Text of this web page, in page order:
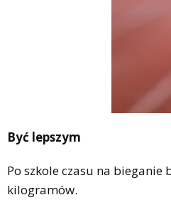
Być lepszym
Po szkole czasu na bieganie
kilogramów.